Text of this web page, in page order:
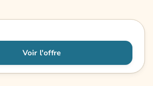
Voir l'offre